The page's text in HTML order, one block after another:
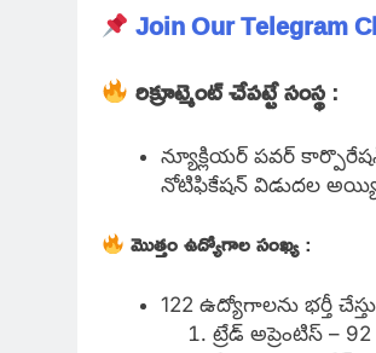
Join Our Telegram
రిక్రూట్మెంట్ చేపట్టే సంస్థ:
న్యూక్లియర్ పవర్
నోటిఫికేషన్ విడుదల
మొత్తం ఉద్యోగాల సంఖ్య:
122 ఉద్యోగాలను భర్తీ
ట్రేడ్ అప్రెంటిస్ – 92